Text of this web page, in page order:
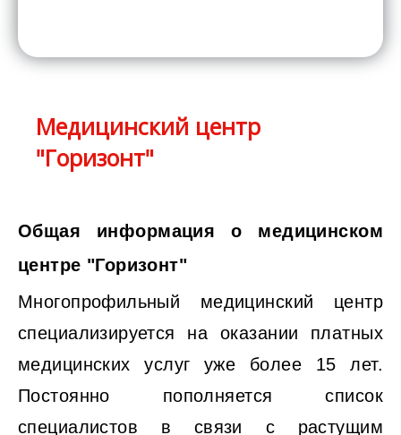
Медицинский центр
"Горизонт"
Общая информация о медицинском
центре "Горизонт"
Многопрофильный медицинский центр
специализируется на оказании платных
медицинских услуг уже более 15 лет.
Постоянно пополняется список
специалистов в связи с растущим